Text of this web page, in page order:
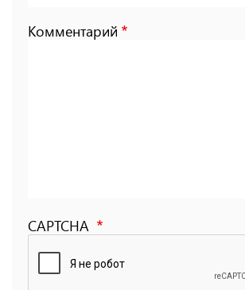
Комментарий
CAPTCHA